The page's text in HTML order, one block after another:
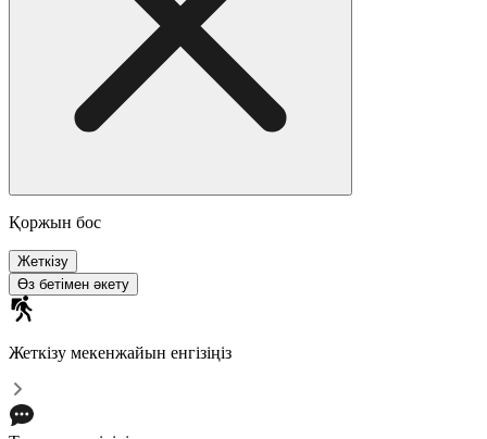
Қоржын бос
Жеткізу
Өз бетімен әкету
Жеткізу мекенжайын енгізіңіз